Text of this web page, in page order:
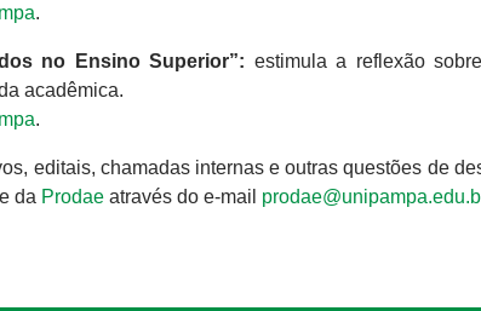
.
no Ensino Superior”: estimula a reflexão
acadêmica.
.
editais, chamadas internas e outras questões de
da Prodae através do e-mail